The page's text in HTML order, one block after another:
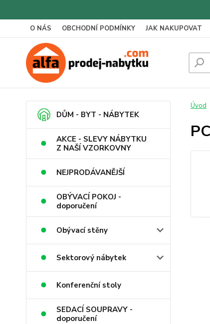
O NÁS OBCHODNÍ PODMÍNKY JAK NAKUPOVAT
DŮM - BYT - NÁBYTEK
AKCE - SLEVY NÁBYTKU
Z NAŠÍ VZORKOVNY
NEJPRODÁVANĚJŠÍ
OBÝVACÍ POKOJ -
doporučení
Obývací stěny
Sektorový nábytek
Konferenční stoly
SEDACÍ SOUPRAVY -
doporučení
Úvod